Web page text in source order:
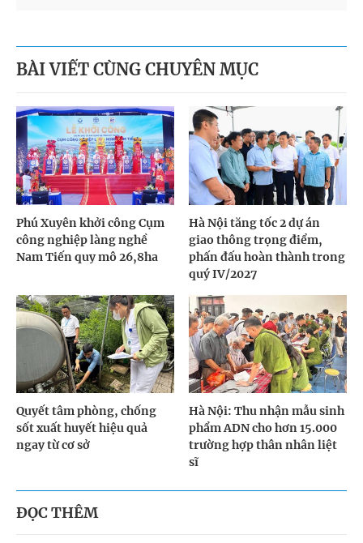
BÀI VIẾT CÙNG CHUYÊN MỤC
Phú Xuyên khởi công Cụm
công nghiệp làng nghề
Nam Tiến quy mô 26,8ha
Hà Nội tăng tốc 2 dự án
giao thông trọng điểm,
phấn đấu hoàn thành trong
quý IV/2027
Quyết tâm phòng, chống
sốt xuất huyết hiệu quả
ngay từ cơ sở
Hà Nội: Thu nhận mẫu sinh
phẩm ADN cho hơn 15.000
trường hợp thân nhân liệt
sĩ
ĐỌC THÊM